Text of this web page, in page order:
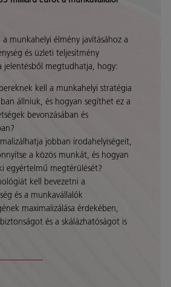
munkahelyi élmény javításához a
és üzleti teljesítmény
jelentésből megtudhatja, hogy:
kell a munkahelyi stratégia
állniuk, és hogyan segíthet ez a
bevonzásában és
jobban irodahelyiségeit,
a közös munkát, és hogyan
egyértelmű megtérülését?
kell bevezetni a
és a munkavállalók
maximalizálása érdekében,
és a skálázhatóságot is